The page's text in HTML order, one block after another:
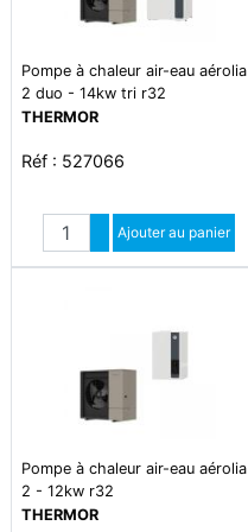
Pompe à chaleur air-eau aérolia
2 duo - 14kw tri r32
THERMOR
Réf : 527066
Quantité
Augmenter quantité
Diminuer quantité
Ajouter au panier
Pompe à chaleur air-eau aérolia
2 - 12kw r32
THERMOR